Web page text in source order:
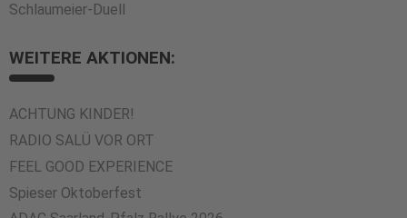
Schlaumeier-Duell
WEITERE AKTIONEN:
ACHTUNG KINDER!
RADIO SALÜ VOR ORT
FEEL GOOD EXPERIENCE
Spieser Oktoberfest